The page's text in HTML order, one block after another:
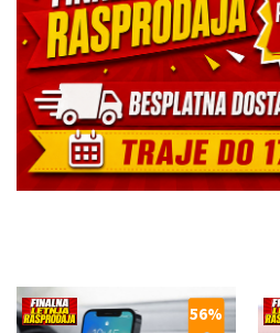
56%